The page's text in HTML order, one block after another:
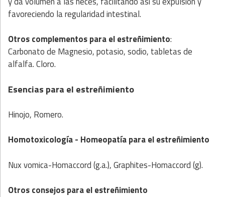
favoreciendo la regularidad intestinal.
Otros complementos para el estreñimiento:
Carbonato de Magnesio, potasio, sodio, tabletas de
alfalfa. Cloro.
Esencias para el estreñimiento
Hinojo, Romero.
Homotoxicología - Homeopatía para el estreñimiento
Nux vomica-Homaccord (g.a.), Graphites-Homaccord (g).
Otros consejos para el estreñimiento